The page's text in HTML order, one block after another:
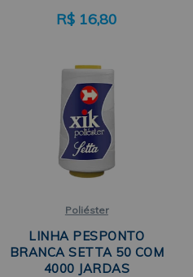
R$ 16,80
Poliéster
LINHA PESPONTO
BRANCA SETTA 50 COM
4000 JARDAS